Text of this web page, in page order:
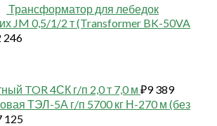
Трансформатор для лебедок
JM 0,5/1/2 т (Transformer BK-50VA
246
TOR 4СК г/п 2,0 т 7,0 м ₽9 389
ТЭЛ-5А г/п 5700 кг Н-270 м (без
125